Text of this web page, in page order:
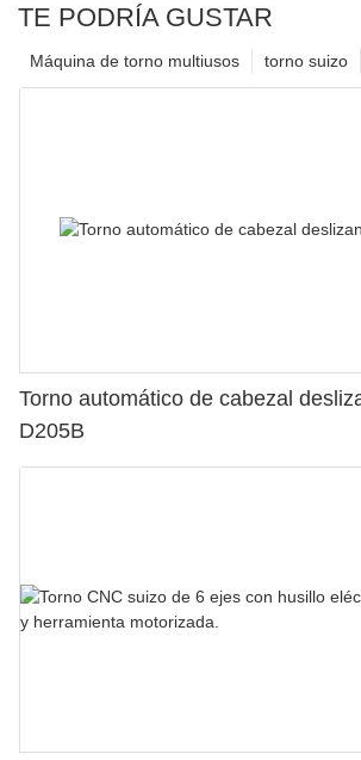
TE PODRÍA GUSTAR
torno suizo
Máquina de torno multiusos
Torno automático de cabezal
D205B